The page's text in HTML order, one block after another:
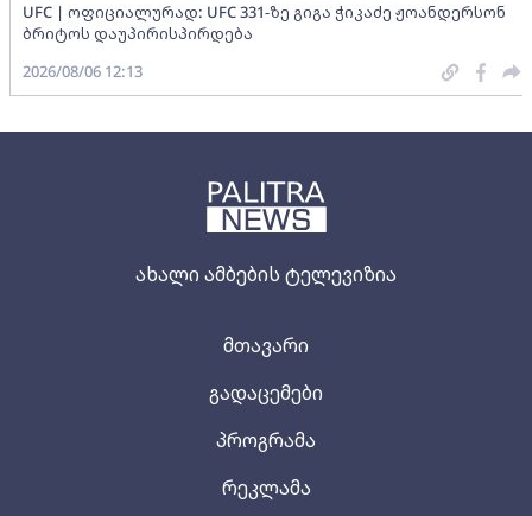
ახალი ამბების ტელევიზია
მთავარი
გადაცემები
პროგრამა
რეკლამა
UFC | ოფიციალურად: UFC 331-ზე გიგა ჭიკაძე ჟოანდერსონ
ბრიტოს დაუპირისპირდება
2026/08/06 12:13